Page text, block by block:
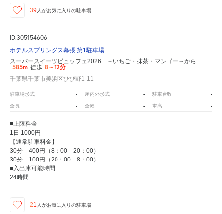
39人がお気に入りの駐車場
ID:305154606
ホテルスプリングス幕張 第1駐車場
スーパースイーツビュッフェ2026 ～いちご・抹茶・マンゴー～から
585m 徒歩 8～12分
千葉県千葉市美浜区ひび野1-11
駐車場形式 - 屋内外形式 - 駐車台数 -
全長 - 全幅 - 車高 -
■上限料金
1日 1000円
【通常駐車料金】
30分 400円（8：00－20：00）
30分 100円（20：00－8：00）
■入出庫可能時間
24時間
21 人がお気に入りの駐車場